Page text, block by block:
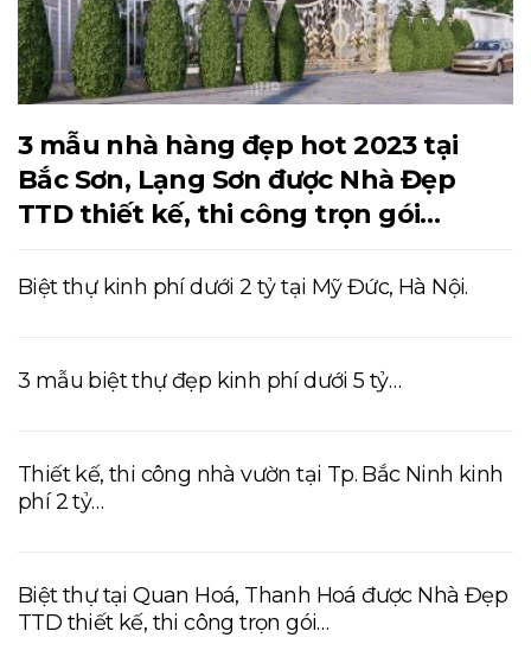
3 mẫu nhà hàng đẹp hot 2023 tại
Bắc Sơn, Lạng Sơn được Nhà Đẹp
TTD thiết kế, thi công trọn gói…
Biệt thự kinh phí dưới 2 tỷ tại Mỹ Đức, Hà Nội.
3 mẫu biệt thự đẹp kinh phí dưới 5 tỷ…
Thiết kế, thi công nhà vườn tại Tp. Bắc Ninh kinh
phí 2 tỷ…
Biệt thự tại Quan Hoá, Thanh Hoá được Nhà Đẹp
TTD thiết kế, thi công trọn gói…